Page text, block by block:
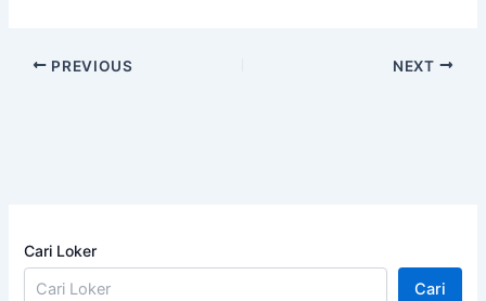
PREVIOUS NEXT
Cari Loker
Cari